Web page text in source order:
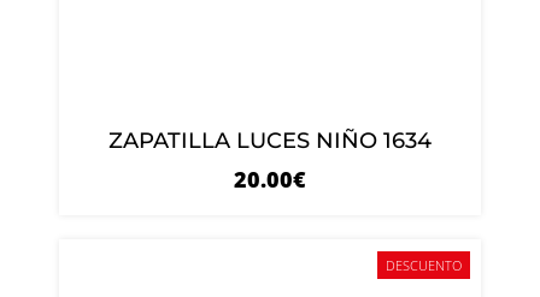
ZAPATILLA LUCES NIÑO 1634
20.00€
DESCUENTO